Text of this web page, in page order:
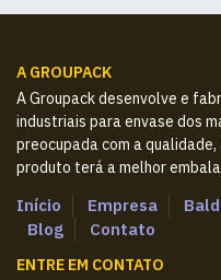
A GROUPACK
A Groupack desenvolve e
industriais para envase dos
preocupada com a
produto terá a melhor
Início Empresa
Blog
Contato
ENTRE EM CONTATO